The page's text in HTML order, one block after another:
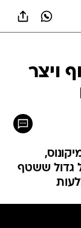
ויצר
גדול ששטף